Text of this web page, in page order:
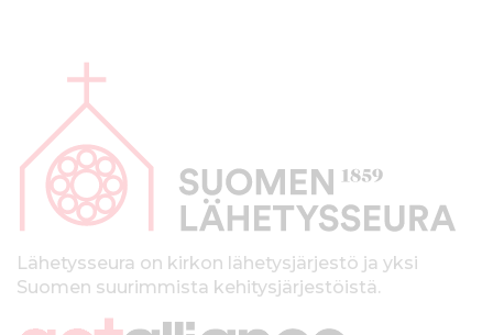
p
kLähetysseura on kirkon lähetysjärjestö ja yksi
Suomen suurimmista kehitysjärjestöistä.